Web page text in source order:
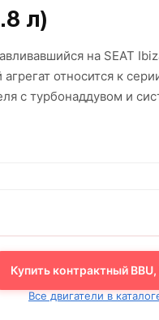
л)
на SEAT
относится к
с турбонаддувом и
Купить контрактный BBU,
Все двигатели в